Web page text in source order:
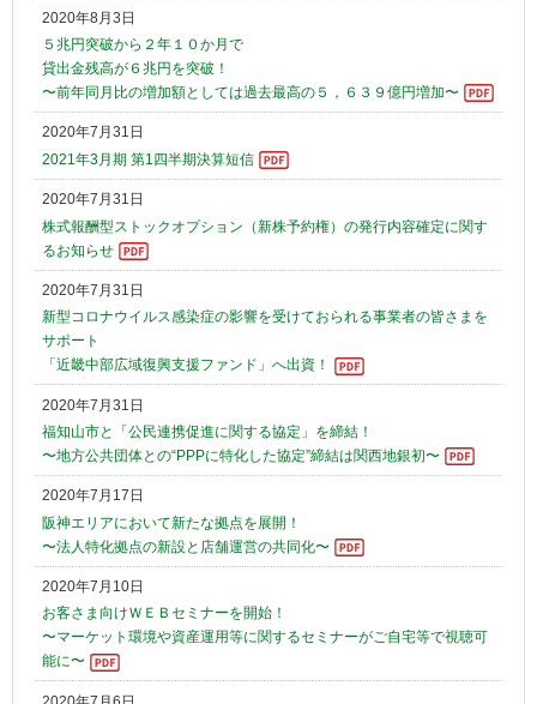
2020年8月3日
５兆円突破から２年１０か月で
貸出金残高が６兆円を突破！
〜前年同月比の増加額としては過去最高の５，６３９億円増加〜
2020年7月31日
2021年3月期 第1四半期決算短信
2020年7月31日
株式報酬型ストックオプション（新株予約権）の発行内容確定に関す
るお知らせ
2020年7月31日
新型コロナウイルス感染症の影響を受けておられる事業者の皆さまを
サポート
「近畿中部広域復興支援ファンド」へ出資！
2020年7月31日
福知山市と「公民連携促進に関する協定」を締結！
〜地方公共団体との“PPPに特化した協定”締結は関西地銀初〜
2020年7月17日
阪神エリアにおいて新たな拠点を展開！
〜法人特化拠点の新設と店舗運営の共同化〜
2020年7月10日
お客さま向けＷＥＢセミナーを開始！
〜マーケット環境や資産運用等に関するセミナーがご自宅等で視聴可
能に〜